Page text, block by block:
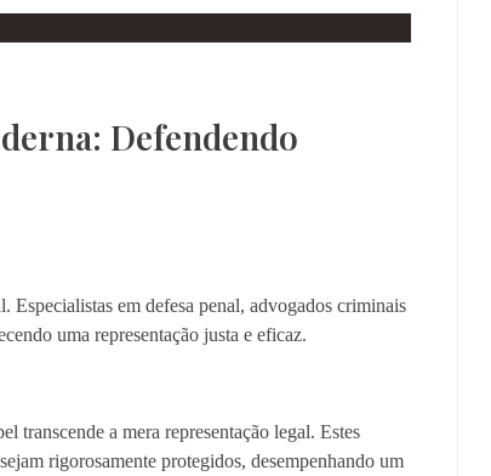
Defendendo
em defesa penal, advogados criminais
uma representação justa e eficaz.
transcende a mera representação legal. Estes
rigorosamente protegidos, desempenhando um